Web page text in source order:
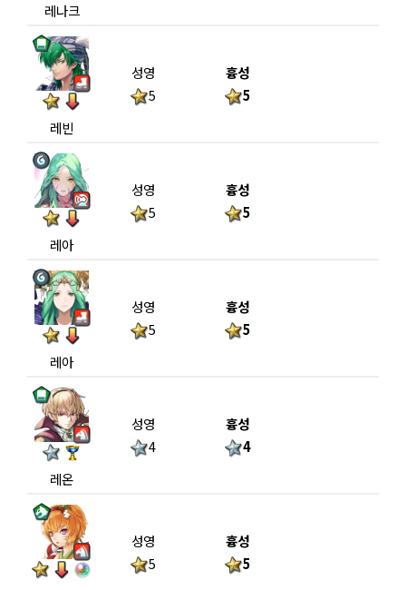
레나크
레빈
성영
5
흉성
5
레아
성영
5
흉성
5
레아
성영
5
흉성
5
레온
성영
4
흉성
4
성영
5
흉성
5